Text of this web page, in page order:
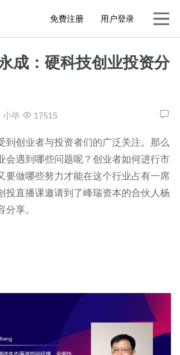
免费注册 用户登录
成：硬科技创业投资分
小毕 17515
到创业者与投资者们的广泛关注。那么
会遇到哪些问题呢？创业者如何进行市
要做哪些努力才能在这个行业占有一席
投直播课邀请到了峰瑞资本的合伙人杨
分享。